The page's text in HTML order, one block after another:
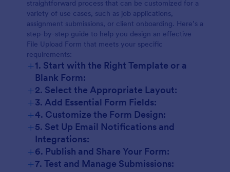
Educational Assignments:
Creative Requests:
Customer Support:
Assignment Submission Forms:
Client Onboarding Forms:
Support Request Forms:
straightforward process that can be customized for a
variety of use cases, such as job applications,
assignment submissions, or client onboarding. Here’s a
step-by-step guide to help you design an effective
File Upload Form that meets your specific
requirements:
+1. Start with the Right Template or a
Blank Form:
+2. Select the Appropriate Layout:
+3. Add Essential Form Fields:
+4. Customize the Form Design:
+5. Set Up Email Notifications and
Integrations:
+6. Publish and Share Your Form:
+7. Test and Manage Submissions: